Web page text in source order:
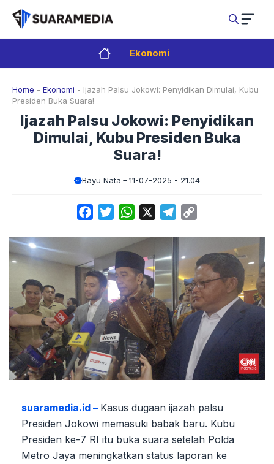
Langsung
isi
Ekonomi
Home - Ekonomi - Ijazah Palsu Jokowi: Penyidikan Dimulai, Kubu
Presiden Buka Suara!
Ijazah Palsu Jokowi: Penyidikan
Dimulai, Kubu Presiden Buka
Suara!
Bayu Nata 11-07-2025 - 21.04
FacebookTwitterWhatsApp Telegram
suaramedia.id – Kasus dugaan ijazah palsu
Presiden Jokowi memasuki babak baru. Kubu
Presiden ke-7 RI itu buka suara setelah Polda
Metro Jaya meningkatkan status laporan ke